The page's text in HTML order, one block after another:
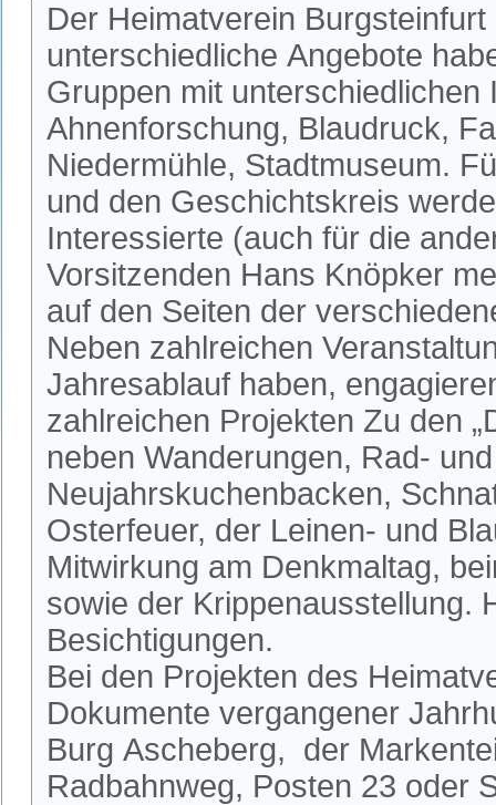
Der Heimatverein
unterschiedliche Angebote
Gruppen mit
Ahnenforschung, Blaudruck,
Niedermühle, Stadtmuseum.
und den Geschichtskreis
Interessierte (auch für die
Vorsitzenden Hans Knöpker
auf den Seiten der
Neben zahlreichen
Jahresablauf haben,
zahlreichen Projekten Zu den
neben Wanderungen, Rad-
Neujahrskuchenbacken,
Osterfeuer, der Leinen- und
Mitwirkung am Denkmaltag,
sowie der Krippenausstellung.
Besichtigungen.
Bei den Projekten des
Dokumente vergangener
Burg Ascheberg, der
Radbahnweg, Posten 23 oder